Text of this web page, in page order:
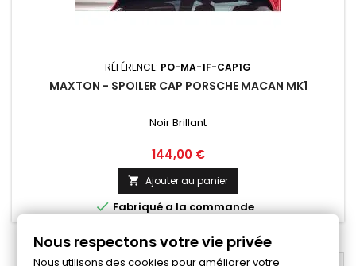
RÉFÉRENCE: PO-MA-1F-CAP1G
MAXTON - SPOILER CAP PORSCHE MACAN MK1
Noir Brillant
Prix
144,00 €
 Ajouter au panier
Fabriqué a la commande
Nous respectons votre vie privée
Nous utilisons des cookies pour améliorer votre